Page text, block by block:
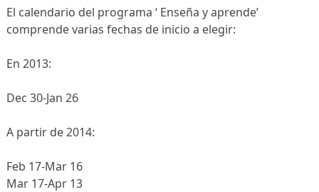
El calendario del programa ‘ Enseña y aprende’
comprende varias fechas de inicio a elegir:
En 2013:
Dec 30-Jan 26
A partir de 2014:
Feb 17-Mar 16
Mar 17-Apr 13